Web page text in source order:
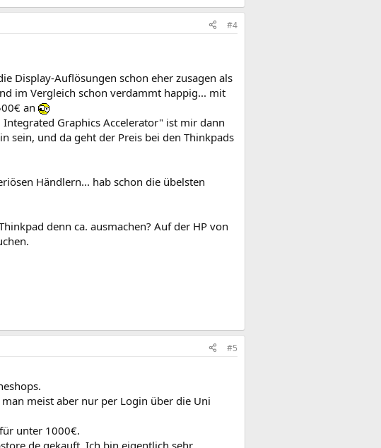
#4
Display-Auflösungen schon eher zusagen als
im Vergleich schon verdammt happig... mit
an
Graphics Accelerator" ist mir dann
sein, und da geht der Preis bei den Thinkpads
Händlern... hab schon die übelsten
denn ca. ausmachen? Auf der HP von
#5
meist aber nur per Login über die Uni
unter 1000€.
gekauft. Ich bin eigentlich sehr